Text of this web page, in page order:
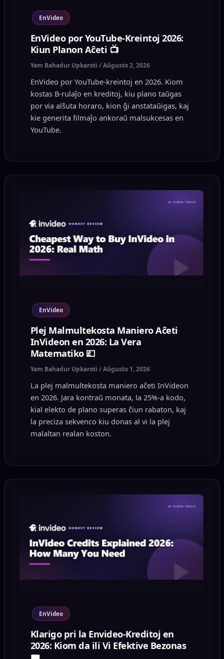
EnVideo
EnVideo por YouTube-Kreintoj 2026:
Kiun Planon Aĉeti 📺
Yam Bahadur Upkaroti /Aŭgusto 2, 2026
EnVideo por YouTube-kreintoj en 2026. Kiom
kostas B-rulaĵo en kreditoj, kiu plano taŭgas
por via alŝuta horaro, kion ĝi anstataŭigas, kaj
kie generita filmaĵo ankoraŭ malsukcesas en
YouTube.
EnVideo
Plej Malmultekosta Maniero Aĉeti
InVideon en 2026: La Vera
Matematiko 💷
Yam Bahadur Upkaroti /Aŭgusto 1, 2026
La plej malmultekosta maniero aĉeti InVideon
en 2026. Jara kontraŭ monata, la 25%-a kodo,
kial elekto de plano superas ĉiun rabaton, kaj
la preciza sekvenco kiu donas al vi la plej
malaltan realan koston.
EnVideo
Klarigo pri la Envideo-Kreditoj en
2026: Kiom da ili Vi Efektive Bezonas